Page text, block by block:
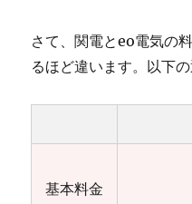
さて、関電とeo電気の
るほど違います。以下の
基本料金